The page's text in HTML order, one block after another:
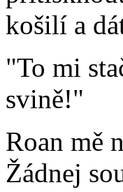
košilí a
"To mi
svině!"
Roan mě
Žádnej